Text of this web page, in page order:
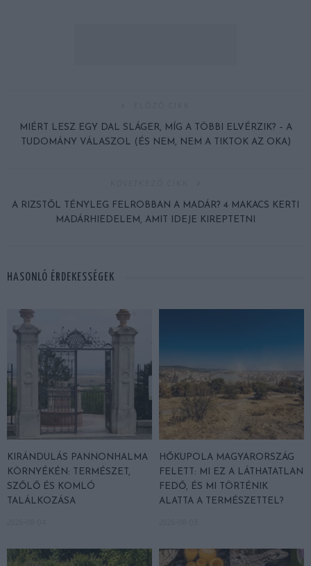
MIÉRT LESZ EGY DAL SLÁGER, MÍG A TÖBBI ELVÉRZIK? – A
TUDOMÁNY VÁLASZOL (ÉS NEM, NEM A TIKTOK AZ OKA)
A RIZSTŐL TÉNYLEG FELROBBAN A MADÁR? 4 MAKACS KERTI
MADÁRHIEDELEM, AMIT IDEJE KIREPTETNI
HASONLÓ ÉRDEKESSÉGEK
KIRÁNDULÁS PANNONHALMA
KÖRNYÉKÉN: TERMÉSZET,
SZŐLŐ ÉS KOMLÓ
TALÁLKOZÁSA
HŐKUPOLA MAGYARORSZÁG
FELETT: MI EZ A LÁTHATATLAN
FEDŐ, ÉS MI TÖRTÉNIK
ALATTA A TERMÉSZETTEL?